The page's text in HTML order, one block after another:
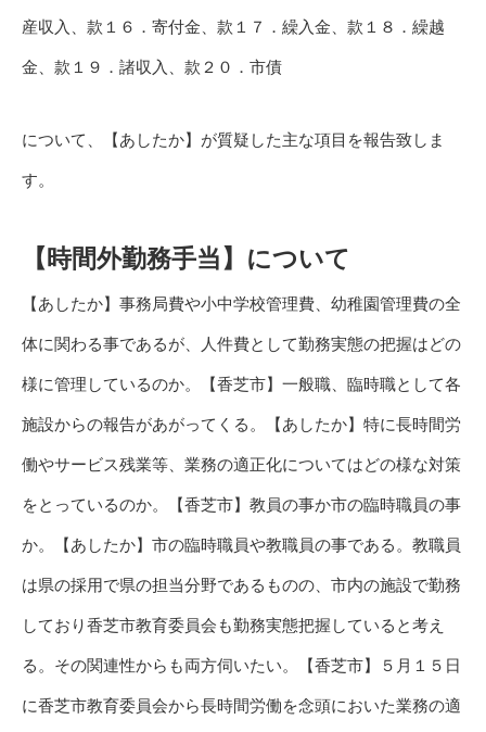
産収入、款１６．寄付金、款１７．繰入金、款１８．繰越
金、款１９．諸収入、款２０．市債
について、【あしたか】が質疑した主な項目を報告致しま
す。
【時間外勤務手当】について
【あしたか】事務局費や小中学校管理費、幼稚園管理費の全
体に関わる事であるが、人件費として勤務実態の把握はどの
様に管理しているのか。【香芝市】一般職、臨時職として各
施設からの報告があがってくる。【あしたか】特に長時間労
働やサービス残業等、業務の適正化についてはどの様な対策
をとっているのか。【香芝市】教員の事か市の臨時職員の事
か。【あしたか】市の臨時職員や教職員の事である。教職員
は県の採用で県の担当分野であるものの、市内の施設で勤務
しており香芝市教育委員会も勤務実態把握していると考え
る。その関連性からも両方伺いたい。【香芝市】５月１５日
に香芝市教育委員会から長時間労働を念頭においた業務の適